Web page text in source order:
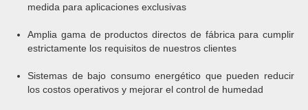
medida para aplicaciones exclusivas
Amplia gama de productos directos de fábrica para cumplir
estrictamente los requisitos de nuestros clientes
Sistemas de bajo consumo energético que pueden reducir
los costos operativos y mejorar el control de humedad